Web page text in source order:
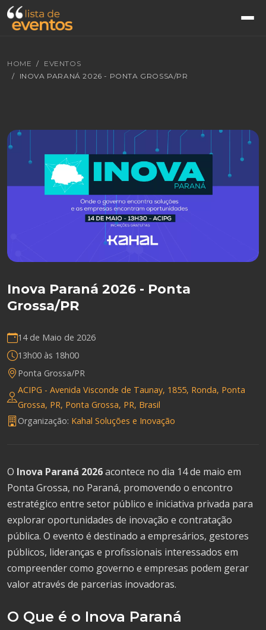
HOME
EVENTOS
INOVA PARANÁ 2026 - PONTA GROSSA/PR
Inova Paraná 2026 - Ponta
Grossa/PR
14 de Maio de 2026
13h00 às 18h00
Ponta Grossa/PR
ACIPG - Avenida Visconde de Taunay, 1855, Ronda, Ponta
Grossa, PR, Ponta Grossa, PR, Brasil
Organização: Kahal Soluções e Inovação
O Inova Paraná 2026acontece no dia 14 de maio em
Ponta Grossa, no Paraná, promovendo o encontro
estratégico entre setor público e iniciativa privada para
explorar oportunidades de inovação e contratação
pública. O evento é destinado a empresários, gestores
públicos, lideranças e profissionais interessados em
compreender como governo e empresas podem gerar
valor através de parcerias inovadoras.
O Que é o Inova Paraná